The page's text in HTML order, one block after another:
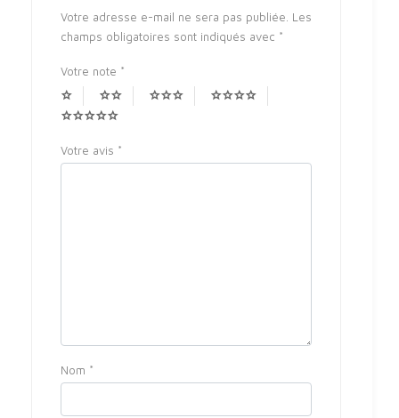
Votre adresse e-mail ne sera pas publiée. Les
champs obligatoires sont indiqués avec *
Votre note *
Votre avis *
Nom *